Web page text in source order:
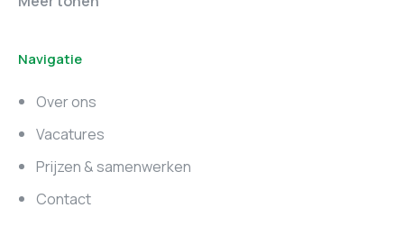
Marketing vacatures
Zuid-Holland
Marketing vacatures
Utrecht
Navigatie
Over ons
Vacatures
Prijzen & samenwerken
Contact